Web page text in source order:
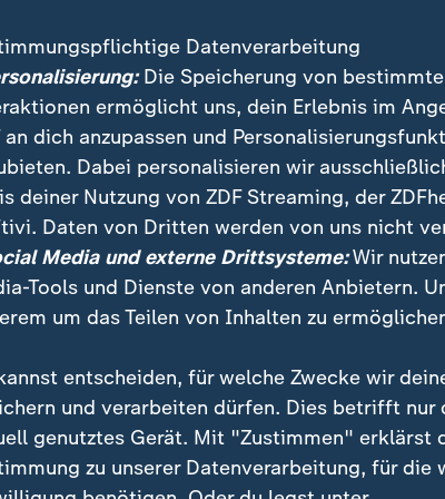
inBremenvom vergangenen Jahr muss
des Landes wies Beschwerden
wertete den Ausschluss der AfD als
zurWahl in Bremen
zugelassen worden, weil
Streits zwei konkurrierende Kandidatenlisten
dass gleich zwei Landesvorstände
Bewerbern eingereicht hatten. Erlaubt ist
Mitglieder gingen gegen den Ausschluss
Regierung mit
Datenverarbeitung
Die Speicherung von
ermöglicht uns, dein Erlebnis im
an dich anzupassen und
Dabei personalisieren wir
deiner Nutzung von ZDF Streaming, der
Daten von Dritten werden von uns nicht
Media und externe Drittsysteme:Wir
Tools und Dienste von anderen Anbietern.
um das Teilen von Inhalten zu
entscheiden, für welche Zwecke wir
und verarbeiten dürfen. Dies betrifft nur
genutztes Gerät. Mit "Zustimmen" erklärst
zu unserer Datenverarbeitung, für die